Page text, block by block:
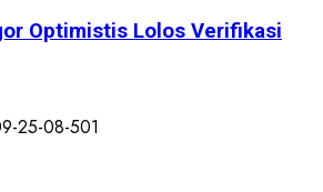
Optimistis Lolos Verifikasi